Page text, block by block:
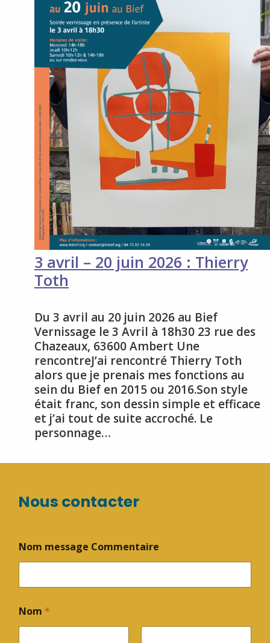
3 avril – 20 juin 2026 : Thierry
Toth
Du 3 avril au 20 juin 2026 au Bief
Vernissage le 3 Avril à 18h30 23 rue des
Chazeaux, 63600 Ambert Une
rencontreJ’ai rencontré Thierry Toth
alors que je prenais mes fonctions au
sein du Bief en 2015 ou 2016.Son style
était franc, son dessin simple et efficace
et j’ai tout de suite accroché. Le
personnage…
Nous contacter
Nom message Commentaire
Nom *